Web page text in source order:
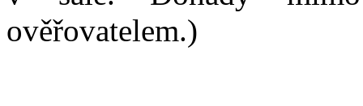
ověřovatelem.)